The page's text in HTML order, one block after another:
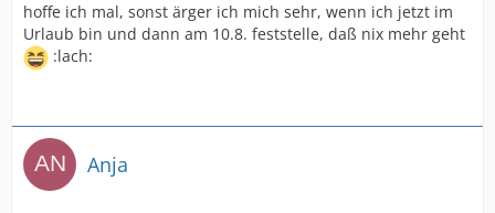
hoffe ich mal, sonst ärger ich mich sehr, wenn ich jetzt im
Urlaub bin und dann am 10.8. feststelle, daß nix mehr geht
:lach:
Anja